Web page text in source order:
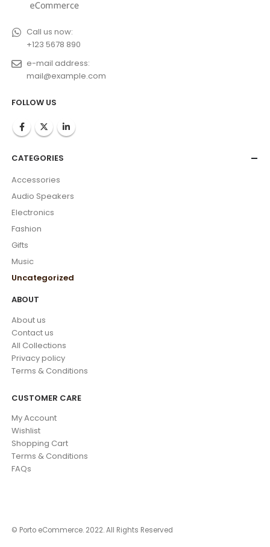
Call us now:
+123 5678 890
e-mail address:
mail@example.com
FOLLOW US
CATEGORIES
Accessories
Audio Speakers
Electronics
Fashion
Gifts
Music
Uncategorized
ABOUT
About us
Contact us
All Collections
Privacy policy
Terms & Conditions
CUSTOMER CARE
My Account
Wishlist
Shopping Cart
Terms & Conditions
FAQs
© Porto eCommerce. 2022. All Rights Reserved